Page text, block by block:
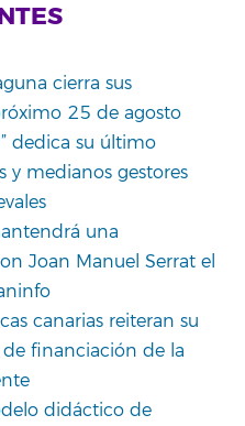
cierra sus
25 de agosto
dedica su último
y medianos gestores
una
Joan Manuel Serrat el
canarias reiteran su
financiación de la
didáctico de